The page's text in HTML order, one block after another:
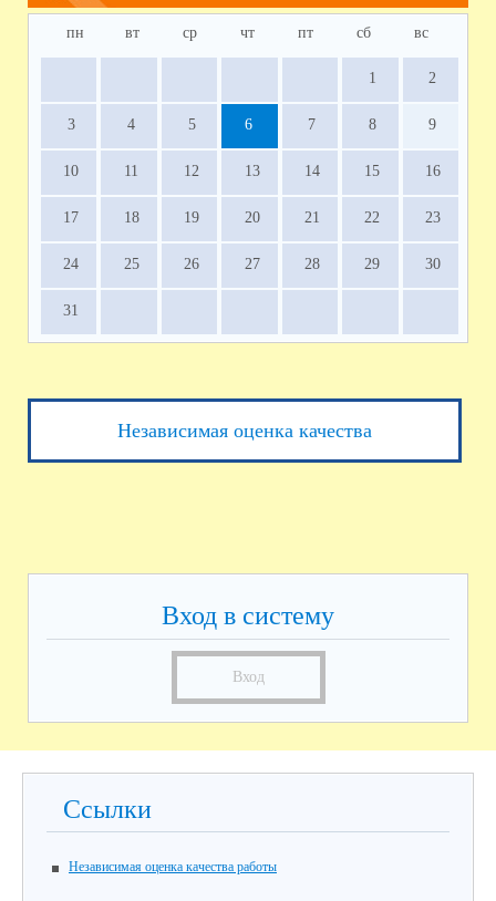
пн вт ср чт пт сб вс
1 2
3 4 5 6 7 8 9
10 11 12 13 14 15 16
17 18 19 20 21 22 23
24 25 26 27 28 29 30
31
Независимая оценка качества
Вход в систему
Вход
Ссылки
Независимая оценка качества работы